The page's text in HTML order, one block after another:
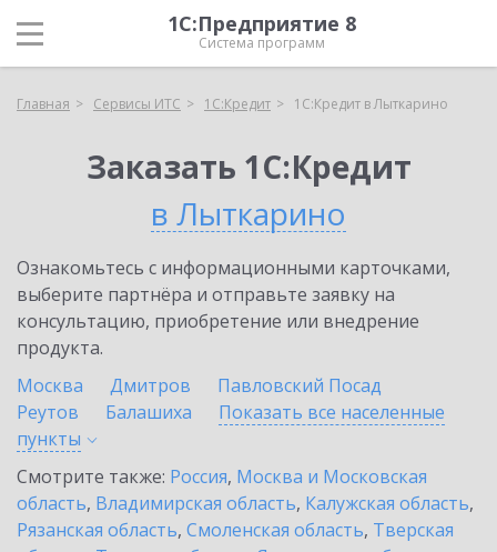
1С:Предприятие 8
Система программ
Главная Сервисы ИТС 1С:Кредит 1С:Кредит в Лыткарино
Заказать 1С:Кредит
в Лыткарино
Ознакомьтесь с информационными карточками,
выберите партнёра и отправьте заявку на
консультацию, приобретение или внедрение
продукта.
Москва
Дмитров
Павловский Посад
Реутов
Балашиха
Показать все населенные
пункты
Смотрите также: Россия, Москва и Московская
область, Владимирская область, Калужская область,
Рязанская область, Смоленская область, Тверская